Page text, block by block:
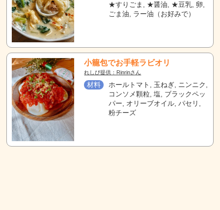
★すりごま, ★醤油, ★豆乳, 卵,
ごま油, ラー油（お好みで）
小籠包でお手軽ラビオリ
れしぴ提供：Rinrinさん
材料
ホールトマト, 玉ねぎ, ニンニク,
コンソメ顆粒, 塩, ブラックペッ
パー, オリーブオイル, パセリ,
粉チーズ